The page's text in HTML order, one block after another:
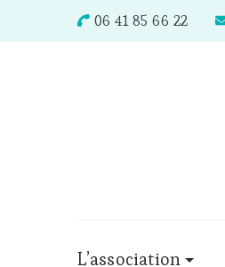
06 41 85 66 22
L’association